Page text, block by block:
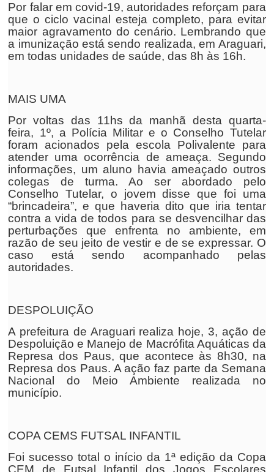
Por falar em covid-19, autoridades reforçam para
que o ciclo vacinal esteja completo, para evitar
maior agravamento do cenário. Lembrando que
a imunização está sendo realizada, em Araguari,
em todas unidades de saúde, das 8h às 16h.
MAIS UMA
Por voltas das 11hs da manhã desta quarta-
feira, 1º, a Polícia Militar e o Conselho Tutelar
foram acionados pela escola Polivalente para
atender uma ocorrência de ameaça. Segundo
informações, um aluno havia ameaçado outros
colegas de turma. Ao ser abordado pelo
Conselho Tutelar, o jovem disse que foi uma
“brincadeira”, e que haveria dito que iria tentar
contra a vida de todos para se desvencilhar das
perturbações que enfrenta no ambiente, em
razão de seu jeito de vestir e de se expressar. O
caso está sendo acompanhado pelas
autoridades.
DESPOLUIÇÃO
A prefeitura de Araguari realiza hoje, 3, ação de
Despoluição e Manejo de Macrófita Aquáticas da
Represa dos Paus, que acontece às 8h30, na
Represa dos Paus. A ação faz parte da Semana
Nacional do Meio Ambiente realizada no
município.
COPA CEMS FUTSAL INFANTIL
Foi sucesso total o início da 1ª edição da Copa
CEM de Futsal Infantil dos Jogos Escolares